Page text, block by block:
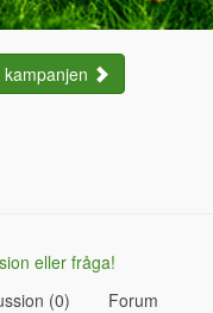
kampanjen
eller fråga!
(0) Forum